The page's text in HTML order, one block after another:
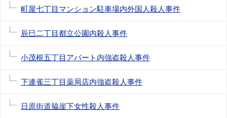
町屋七丁目マンション駐車場内外国人殺人事件
辰巳二丁目都立公園内殺人事件
小茂根五丁目アパート内強盗殺人事件
下連雀三丁目薬局店内強盗殺人事件
日原街道脇崖下女性殺人事件